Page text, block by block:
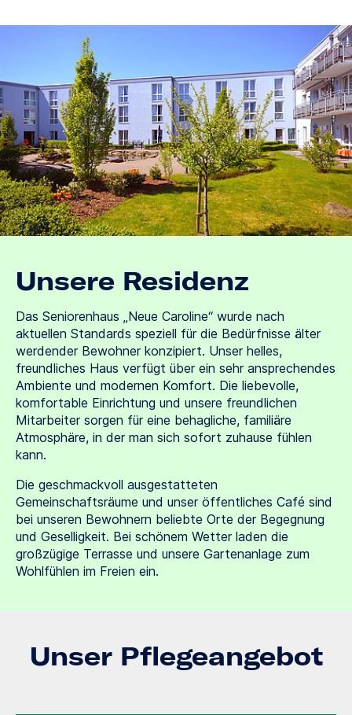
Unsere Residenz
Das Seniorenhaus „Neue Caroline“ wurde nach
aktuellen Standards speziell für die Bedürfnisse älter
werdender Bewohner konzipiert. Unser helles,
freundliches Haus verfügt über ein sehr ansprechendes
Ambiente und modernen Komfort. Die liebevolle,
komfortable Einrichtung und unsere freundlichen
Mitarbeiter sorgen für eine behagliche, familiäre
Atmosphäre, in der man sich sofort zuhause fühlen
kann.
Die geschmackvoll ausgestatteten
Gemeinschaftsräume und unser öffentliches Café sind
bei unseren Bewohnern beliebte Orte der Begegnung
und Geselligkeit. Bei schönem Wetter laden die
großzügige Terrasse und unsere Gartenanlage zum
Wohlfühlen im Freien ein.
Unser Pflegeangebot